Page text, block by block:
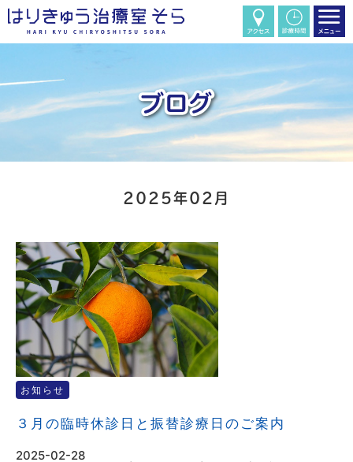
2025年02月
お知らせ
３月の臨時休診日と振替診療日のご案内
2025-02-28